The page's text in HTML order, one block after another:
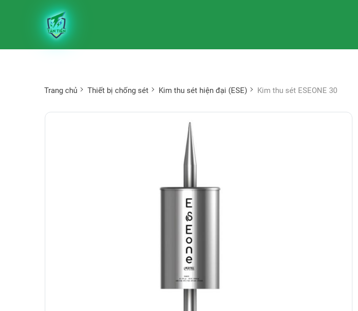
Trang chủ Thiết bị chống sét Kim thu sét hiện đại (ESE) Kim thu sét ESEONE 30